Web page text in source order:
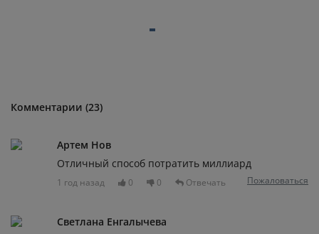
Комментарии (23)
Артем Нов
Отличный способ потратить миллиард
1 год назад 0 0 Отвечать Пожаловаться
Светлана Енгалычева